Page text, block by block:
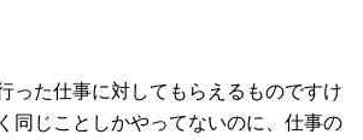
った仕事に対してもらえるものですけ
同じことしかやってないのに、仕事の